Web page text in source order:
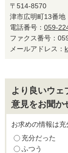
〒514-8570
津市広明町13番地
電話番号： 059-
ファクス番号：
メールアドレス：
より良いウェ
意見をお聞か
お求めの情報は
充分だった
ふつう